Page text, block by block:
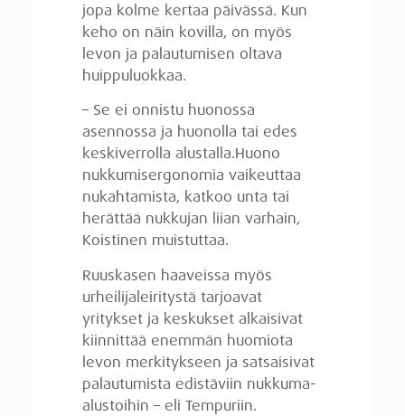
jopa kolme kertaa päivässä. Kun
keho on näin kovilla, on myös
levon ja palautumisen oltava
huippuluokkaa.
– Se ei onnistu huonossa
asennossa ja huonolla tai edes
keskiverrolla alustalla.Huono
nukkumisergonomia vaikeuttaa
nukahtamista, katkoo unta tai
herättää nukkujan liian varhain,
Koistinen muistuttaa.
Ruuskasen haaveissa myös
urheilijaleiritystä tarjoavat
yritykset ja keskukset alkaisivat
kiinnittää enemmän huomiota
levon merkitykseen ja satsaisivat
palautumista edistäviin nukkuma-
alustoihin – eli Tempuriin.